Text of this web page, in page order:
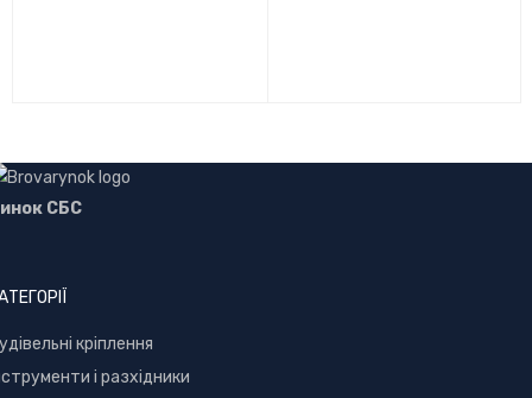
СБС
івельні кріплення
і разхідники